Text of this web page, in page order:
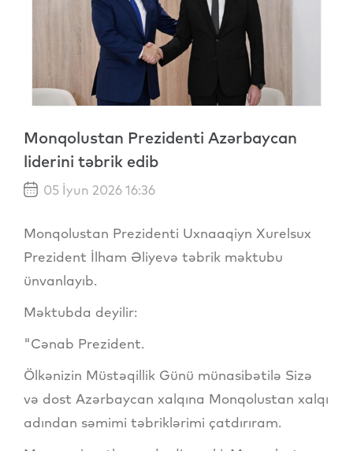
Monqolustan Prezidenti Azərbaycan
liderini təbrik edib
05 İyun 2026 16:36
Monqolustan Prezidenti Uxnaaqiyn Xurelsux
Prezident İlham Əliyevə təbrik məktubu
ünvanlayıb.
Məktubda deyilir:
"Cənab Prezident.
Ölkənizin Müstəqillik Günü münasibətilə Sizə
və dost Azərbaycan xalqına Monqolustan xalqı
adından səmimi təbriklərimi çatdırıram.